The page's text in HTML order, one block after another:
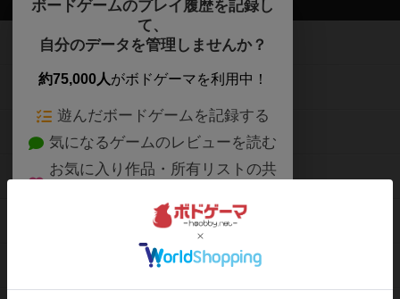
ボードゲームのプレイ履歴を記録し
て、
自分のデータを管理しませんか？
約75,000人がボドゲーマを利用中！
遊んだボードゲームを記録する
気になるゲームのレビューを読む
お気に入り作品・所有リストの共
ログイン / 会員登録（10秒）
X
ボードゲームを検索する
ボードゲームの新着レビュー
ボードゲーム会情報
メカニクス特集
掲示板・トピックス
ボドとも・会員一覧